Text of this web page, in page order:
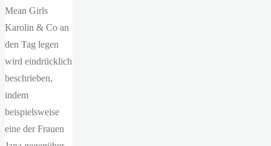
Mean Girls
Karolin & Co an
den Tag legen
wird eindrücklich
beschrieben,
indem
beispielsweise
eine der Frauen